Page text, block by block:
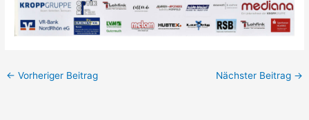
← Vorheriger Beitrag Nächster Beitrag →